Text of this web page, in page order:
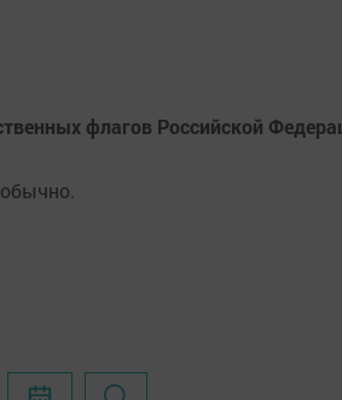
флагов Российской